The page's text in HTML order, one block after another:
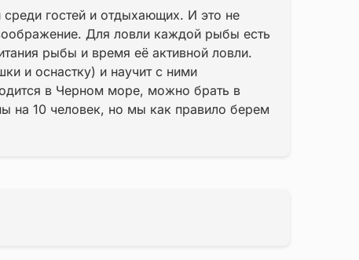
гостей и отдыхающих. И это не
Для ловли каждой рыбы есть
рыбы и время её активной ловли.
и оснастку) и научит с ними
в Черном море, можно брать в
на 10 человек, но мы как правило берем